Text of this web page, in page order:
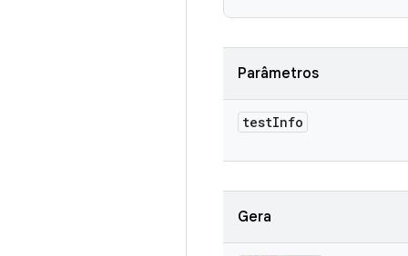
Parâmetros
testInfo
Gera